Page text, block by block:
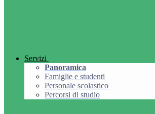
Servizi
Panoramica
Famiglie e studenti
Personale scolastico
Percorsi di studio